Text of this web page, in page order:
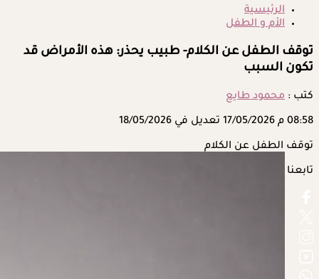
الرئيسية
الأم و الطفل
توقف الطفل عن الكلام- طبيب يحذر: هذه الأمراض قد
تكون السبب
كتب : محمود طايع
08:58 م 17/05/2026 تعديل في 18/05/2026
توقف الطفل عن الكلام
تابعنا على